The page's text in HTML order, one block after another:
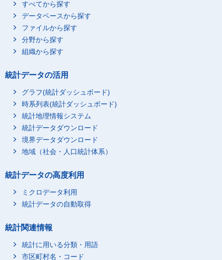
すべてから探す
データベースから探す
ファイルから探す
分野から探す
組織から探す
統計データの活用
グラフ(統計ダッシュボード)
時系列表(統計ダッシュボード)
統計地理情報システム
統計データダウンロード
境界データダウンロード
地域（社会・人口統計体系）
統計データの高度利用
ミクロデータ利用
統計データの自動取得
統計関連情報
統計に用いる分類・用語
市区町村名・コード